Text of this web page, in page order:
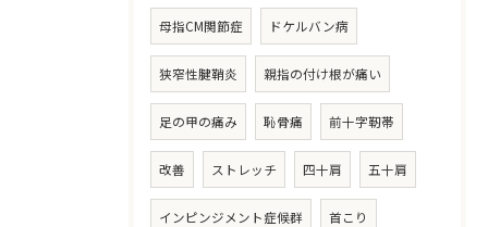
母指CM関節症 ドケルバン病
狭窄性腱鞘炎 親指の付け根が痛い
足の甲の痛み 恥骨痛 前十字靭帯
改善 ストレッチ 四十肩 五十肩
インピンジメント症候群 首こり